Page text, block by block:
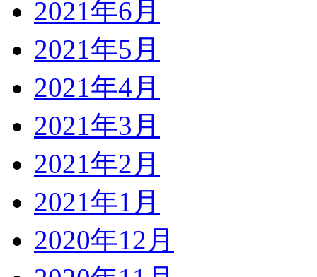
2021年6月
2021年5月
2021年4月
2021年3月
2021年2月
2021年1月
2020年12月